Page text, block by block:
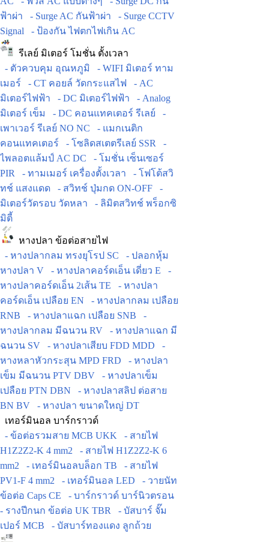
ฟ้าผ่า
- Surge AC กันฟ้าผ่า
- Surge CCTV
Signal
- ป้องกัน ไฟตกไฟเกิน AC
รีเลย์ มิเตอร์ โมชั่น ตั้งเวลา
- ตัวควบคุม อุณหภูมิ
- WIFI มิเตอร์ ทาม
เมอร์
- CT คอยล์ วัดกระแสไฟ
- AC
มิเตอร์ไฟฟ้า
- DC มิเตอร์ไฟฟ้า
- Analog
มิเตอร์ เข็ม
- DC คอนแทคเตอร์ รีเลย์
-
เพาเวอร์ รีเลย์ NO NC
- แมกเนติก
คอนแทคเตอร์
- โซลิดสเตตรีเลย์ SSR
-
ไพลอตแล้มป์ AC DC
- โมชั่น เซ็นเซอร์
PIR
- ทามเมอร์ เครื่องตั้งเวลา
- โฟโต้สวิ
ทช์ แสงแดด
- สวิทช์ ปุ่มกด ON-OFF
-
มิเตอร์วัดรอบ วัดหลา
- ลิมิตสวิทช์ พร็อกซิ
มิตี้
หางปลา ข้อต่อสายไฟ
- หางปลากลม ทรงยุโรป SC
- ปลอกหุ้ม
หางปลา V
- หางปลาคอร์ดเอ็น เดี่ยว E
-
หางปลาคอร์ดเอ็น 2เส้น TE
- หางปลา
คอร์ดเอ็น เปลือย EN
- หางปลากลม เปลือย
RNB
- หางปลาแฉก เปลือย SNB
-
หางปลากลม มีฉนวน RV
- หางปลาแฉก มี
ฉนวน SV
- หางปลาเสียบ FDD MDD
-
หางหลาหัวกระสุน MPD FRD
- หางปลา
เข็ม มีฉนวน PTV DBV
- หางปลาเข็ม
เปลือย PTN DBN
- หางปลาสลิป ต่อสาย
BN BV
- หางปลา ขนาดใหญ่ DT
เทอร์มินอล บาร์กราวด์
- ข้อต่อรวมสาย MCB UKK
- สายไฟ
H1Z2Z2-K 4 mm2
- สายไฟ H1Z2Z2-K 6
mm2
- เทอร์มินอลบล็อก TB
- สายไฟ
PV1-F 4 mm2
- เทอร์มินอล LED
- วายนัท
ข้อต่อ Caps CE
- บาร์กราวด์ บาร์นิวตรอน
- รางปีกนก ข้อต่อ UK TBR
- บัสบาร์ จั๊ม
เปอร์ MCB
- บัสบาร์ทองแดง ลูกถ้วย